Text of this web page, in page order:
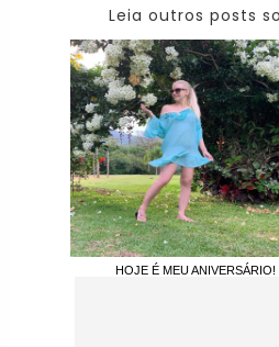
Leia outros posts
HOJE É MEU ANIVERSÁRIO!